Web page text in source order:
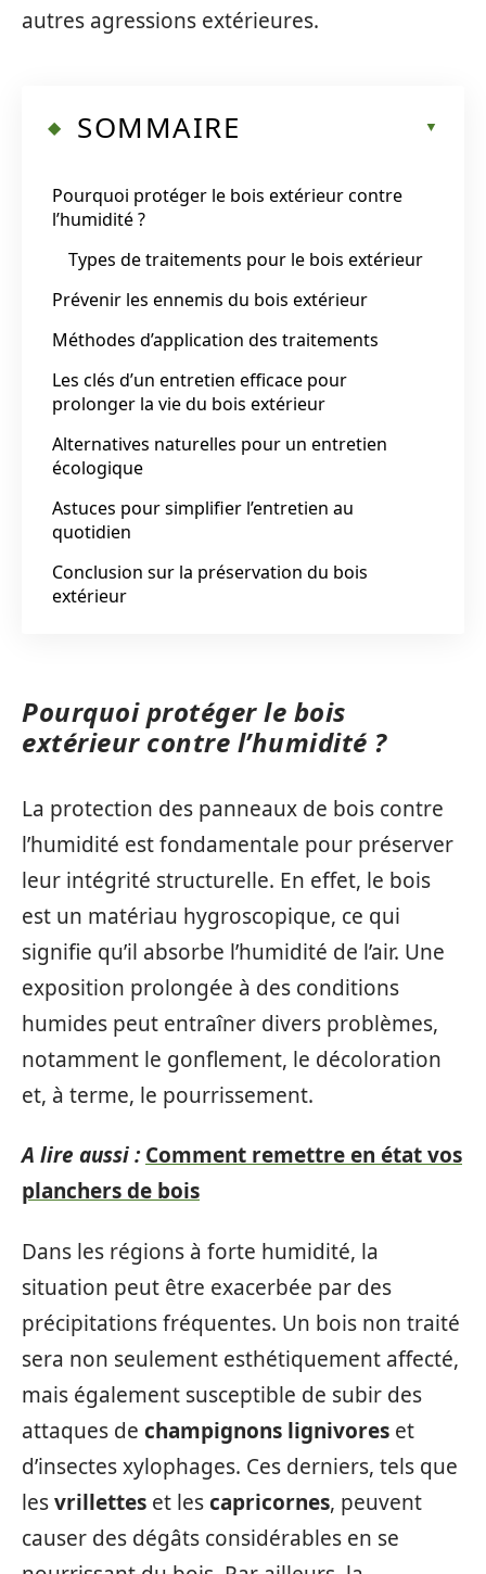
autres agressions extérieures.
SOMMAIRE
Pourquoi protéger le bois extérieur contre
l’humidité ?
Types de traitements pour le bois extérieur
Prévenir les ennemis du bois extérieur
Méthodes d’application des traitements
Les clés d’un entretien efficace pour
prolonger la vie du bois extérieur
Alternatives naturelles pour un entretien
écologique
Astuces pour simplifier l’entretien au
quotidien
Conclusion sur la préservation du bois
extérieur
Pourquoi protéger le bois
extérieur contre l’humidité ?
La protection des panneaux de bois contre
l’humidité est fondamentale pour préserver
leur intégrité structurelle. En effet, le bois
est un matériau hygroscopique, ce qui
signifie qu’il absorbe l’humidité de l’air. Une
exposition prolongée à des conditions
humides peut entraîner divers problèmes,
notamment le gonflement, le décoloration
et, à terme, le pourrissement.
A lire aussi : Comment remettre en état vos
planchers de bois
Dans les régions à forte humidité, la
situation peut être exacerbée par des
précipitations fréquentes. Un bois non traité
sera non seulement esthétiquement affecté,
mais également susceptible de subir des
attaques de champignons lignivores et
d’insectes xylophages. Ces derniers, tels que
lesvrillettes et lescapricornes, peuvent
causer des dégâts considérables en se